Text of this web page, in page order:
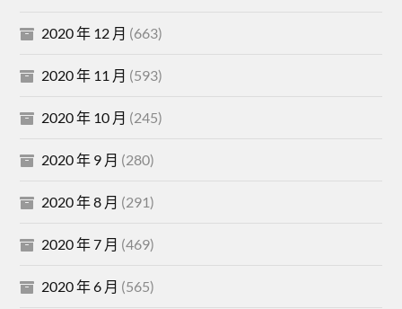
2020 年 12 月 (663)
2020 年 11 月 (593)
2020 年 10 月 (245)
2020 年 9 月 (280)
2020 年 8 月 (291)
2020 年 7 月 (469)
2020 年 6 月 (565)